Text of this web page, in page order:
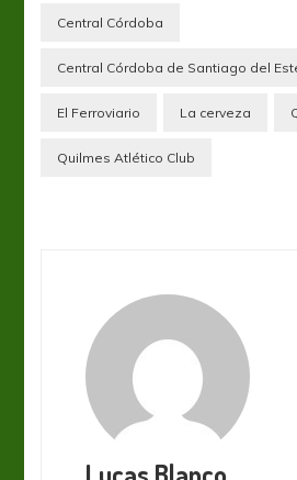
Central Córdoba
Central Córdoba de Santiago del
El Ferroviario La cerveza
Quilmes Atlético Club